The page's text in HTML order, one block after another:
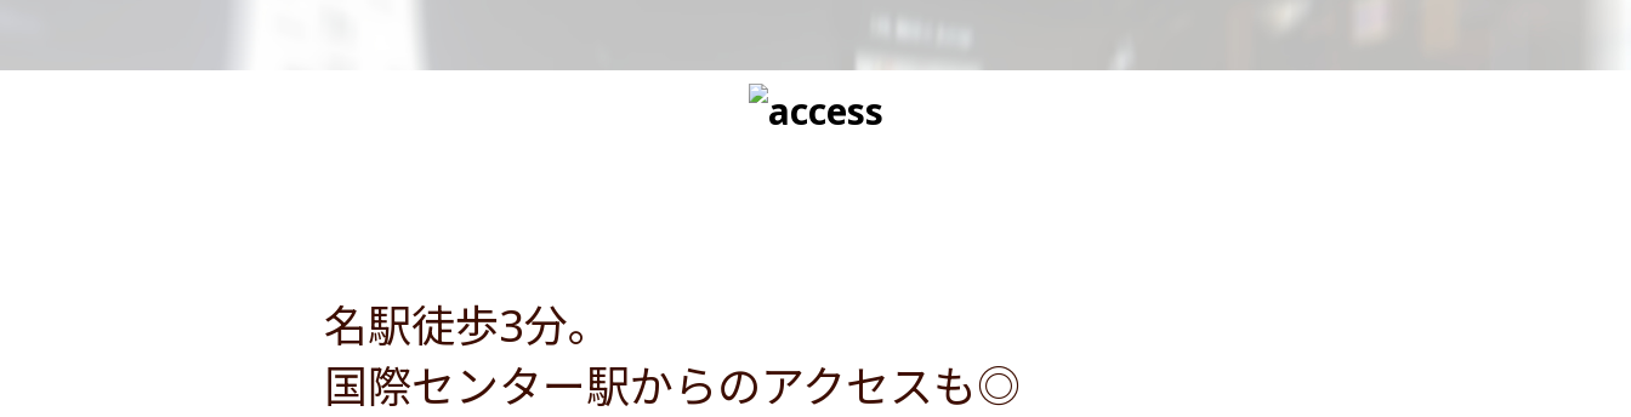
名駅徒歩3分。
国際センター駅からのアクセスも◎